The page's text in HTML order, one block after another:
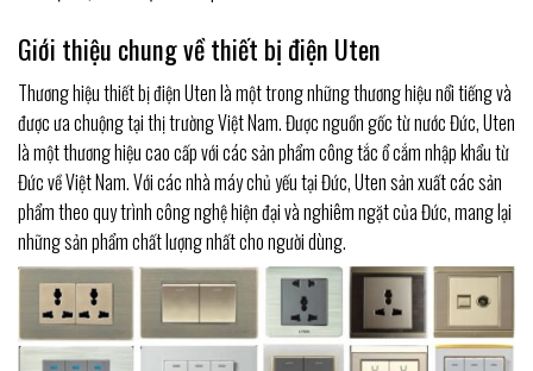
Giới thiệu chung về thiết bị điện Uten
Thương hiệu thiết bị điện Uten là một trong những thương hiệu nổi tiếng và
được ưa chuộng tại thị trường Việt Nam. Được nguồn gốc từ nước Đức, Uten
là một thương hiệu cao cấp với các sản phẩm công tắc ổ cắm nhập khẩu từ
Đức về Việt Nam. Với các nhà máy chủ yếu tại Đức, Uten sản xuất các sản
phẩm theo quy trình công nghệ hiện đại và nghiêm ngặt của Đức, mang lại
những sản phẩm chất lượng nhất cho người dùng.